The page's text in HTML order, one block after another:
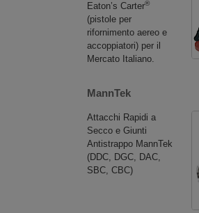
Eaton’s Carter®
(pistole per
rifornimento aereo e
accoppiatori) per il
Mercato Italiano.
MannTek
Attacchi Rapidi a
Secco e Giunti
Antistrappo MannTek
(DDC, DGC, DAC,
SBC, CBC)